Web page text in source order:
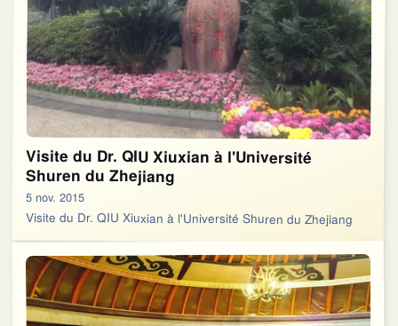
Visite du Dr. QIU Xiuxian à l'Université
Shuren du Zhejiang
5 nov. 2015
Visite du Dr. QIU Xiuxian à l'Université Shuren du Zhejiang